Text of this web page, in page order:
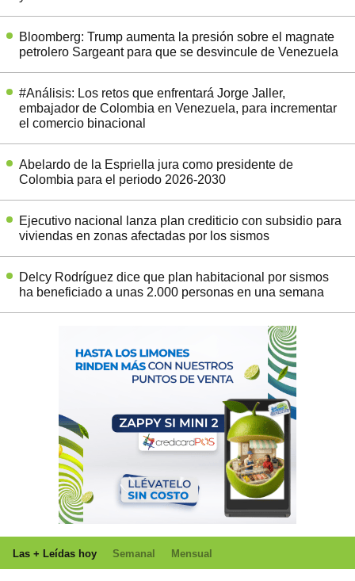
Bloomberg: Trump aumenta la presión sobre el magnate
petrolero Sargeant para que se desvincule de Venezuela
#Análisis: Los retos que enfrentará Jorge Jaller,
embajador de Colombia en Venezuela, para incrementar
el comercio binacional
Abelardo de la Espriella jura como presidente de
Colombia para el periodo 2026-2030
Ejecutivo nacional lanza plan crediticio con subsidio para
viviendas en zonas afectadas por los sismos
Delcy Rodríguez dice que plan habitacional por sismos
ha beneficiado a unas 2.000 personas en una semana
Las + Leídas hoy Semanal Mensual